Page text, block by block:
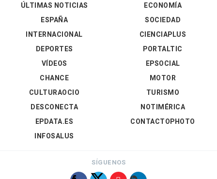
ÚLTIMAS NOTICIAS
ESPAÑA
INTERNACIONAL
DEPORTES
VÍDEOS
ECONOMÍA
SOCIEDAD
CIENCIAPLUS
PORTALTIC
EPSOCIAL
CHANCE
CULTURAOCIO
DESCONECTA
EPDATA.ES
INFOSALUS
MOTOR
TURISMO
NOTIMÉRICA
CONTACTOPHOTO
SÍGUENOS